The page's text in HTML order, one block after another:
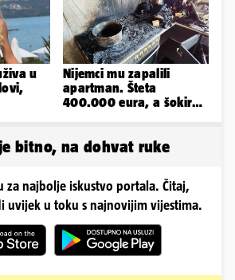
u
Nijemci mu zapalili
apartman. Šteta
400.000 eura, a šokirao
bitno, na dohvat ruke
za najbolje iskustvo portala. Čitaj,
uvijek u toku s najnovijim vijestima.